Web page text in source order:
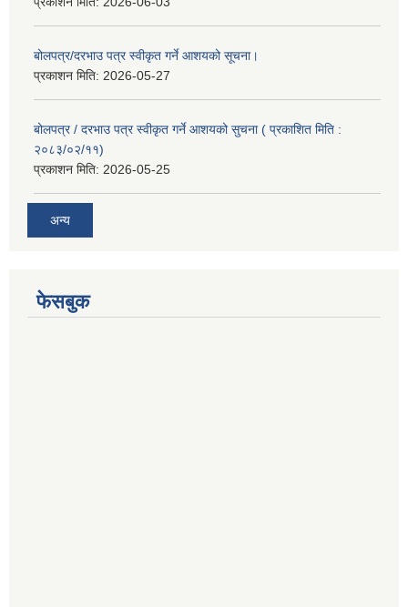
बोलपत्र/दरभाउ पत्र स्वीकृत गर्ने आशयको सूचना।
प्रकाशन मिति: 2026-05-27
बोलपत्र / दरभाउ पत्र स्वीकृत गर्ने आशयको सुचना ( प्रकाशित मिति :
२०८३/०२/११)
प्रकाशन मिति: 2026-05-25
अन्य
फेसबुक